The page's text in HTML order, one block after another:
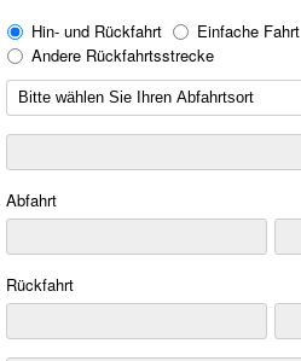
Hin- und Rückfahrt
Einfache Fahrt
Andere Rückfahrtsstrecke
Abfahrt
Rückfahrt